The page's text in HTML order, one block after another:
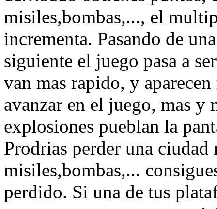
misiles,bombas,..., el
incrementa. Pasando de
siguiente el juego pasa a
van mas rapido, y
avanzar en el juego, mas y
explosiones pueblan la
Prodrias perder una
misiles,bombas,...
perdido. Si una de tus